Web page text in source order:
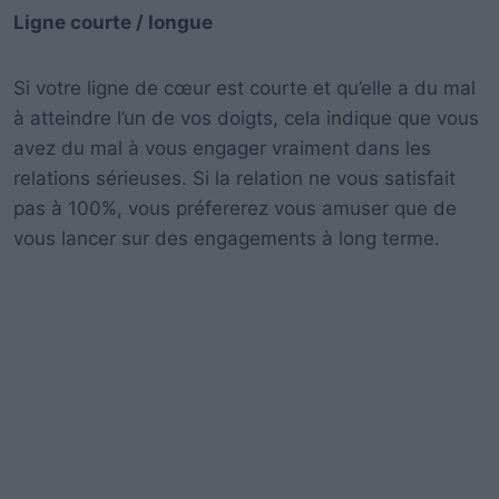
Ligne courte / longue
Si votre ligne de cœur est courte et qu’elle a du mal
à atteindre l’un de vos doigts, cela indique que vous
avez du mal à vous engager vraiment dans les
relations sérieuses. Si la relation ne vous satisfait
pas à 100%, vous préfererez vous amuser que de
vous lancer sur des engagements à long terme.